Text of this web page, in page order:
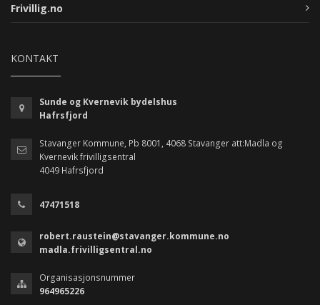
Frivillig.no
KONTAKT
Sunde og Kvernevik bydelshus
Hafrsfjord
Stavanger Kommune, Pb 8001, 4068 Stavanger att:Madla og
Kvernevik frivilligsentral
4049 Hafrsfjord
47471518
robert.raustein@stavanger.kommune.no
madla.frivilligsentral.no
Organisasjonsnummer
964965226